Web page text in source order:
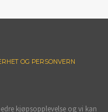
OG PERSONVERN
kjøpsopplevelse og vi kan